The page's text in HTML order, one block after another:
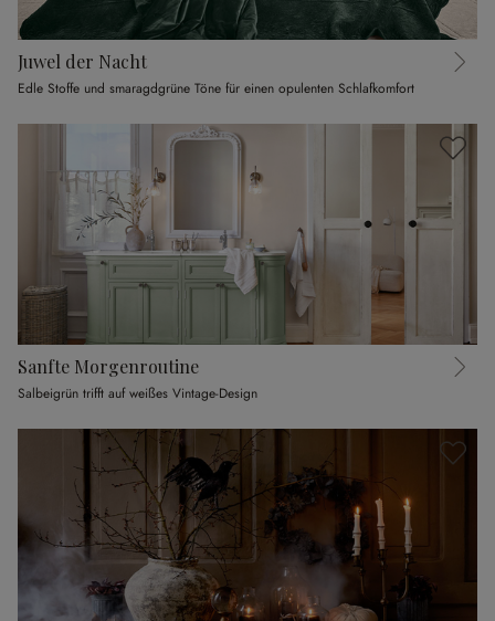
Juwel der Nacht
Edle Stoffe und smaragdgrüne Töne für einen opulenten Schlafkomfort
Sanfte Morgenroutine
Salbeigrün trifft auf weißes Vintage-Design